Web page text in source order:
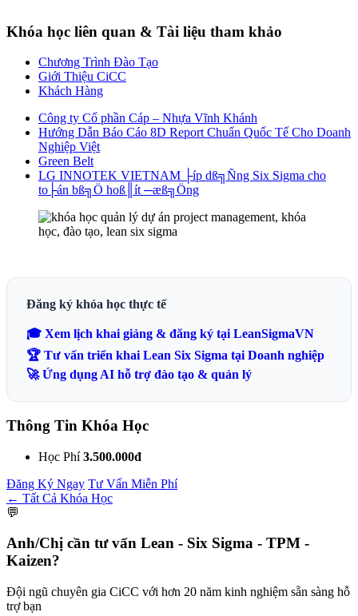
Khóa học liên quan & Tài liệu tham khảo
Chương Trình Đào Tạo
Giới Thiệu CiCC
Khách Hàng
Công ty Cổ phần Cáp – Nhựa Vĩnh Khánh
Hướng Dẫn Báo Cáo 8D Report Chuẩn Quốc Tế Cho Doanh
Nghiệp Việt
Green Belt
LG INNOTEK VIETNAM ├íp dß╗Ñng Six Sigma cho
to├án bß╗Ö hoß║ít ─æß╗Öng
Đăng ký khóa học thực tế
🎓 Xem lịch khai giảng & đăng ký tại LeanSigmaVN
🏆 Tư vấn triển khai Lean Six Sigma tại Doanh nghiệp
🚀 Ứng dụng AI hỗ trợ đào tạo & quản lý
Thông Tin Khóa Học
Học Phí 3.500.000đ
Đăng Ký Ngay Tư Vấn Miễn Phí
← Tất Cả Khóa Học
💬
Anh/Chị cần tư vấn Lean - Six Sigma - TPM -
Kaizen?
Đội ngũ chuyên gia CiCC với hơn 20 năm kinh nghiệm sẵn sàng hỗ
trợ bạn